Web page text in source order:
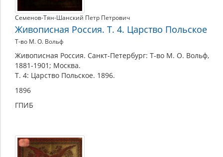
Семенов-Тян-Шанский Петр Петрович
Живописная Россия. Т. 4. Царство Польское
Т-во М. О. Вольф
Живописная Россия. Санкт-Петербург: Т-во М. О. Вольф,
1881-1901; Москва.
Т. 4: Царство Польское. 1896.
1896
ГПИБ